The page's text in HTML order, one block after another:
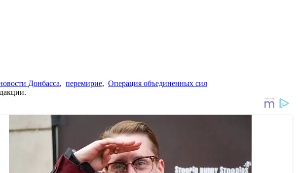
Донбасса, перемирие, Операция объединенных сил